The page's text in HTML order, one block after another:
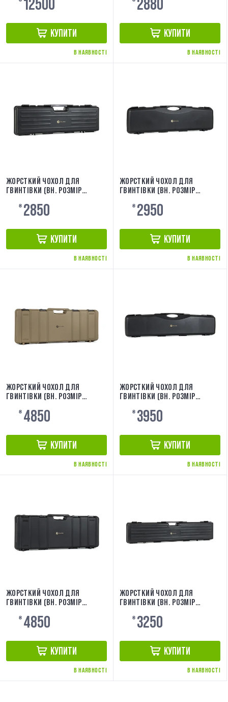
12500
КУПИТИ
В НАЯВНОСТІ
EA0501RCT
2880
КУПИТИ
В НАЯВНОСТІ
ЖОРСТКИЙ ЧОХОЛ ДЛЯ
ГВИНТІВКИ (ВН. РОЗМІР
₴ 2850
КУПИТИ
В НАЯВНОСТІ
ЖОРСТКИЙ ЧОХОЛ ДЛЯ
ГВИНТІВКИ (ВН. РОЗМІР
EA0502RC
₴ 2950
КУПИТИ
В НАЯВНОСТІ
ЖОРСТКИЙ ЧОХОЛ ДЛЯ
ГВИНТІВКИ (ВН. РОЗМІР
EA0513RCT
₴ 4850
КУПИТИ
В НАЯВНОСТІ
ЖОРСТКИЙ ЧОХОЛ ДЛЯ
ГВИНТІВКИ (ВН. РОЗМІР
EA0510RC
₴ 3950
КУПИТИ
В НАЯВНОСТІ
ЖОРСТКИЙ ЧОХОЛ ДЛЯ
ГВИНТІВКИ (ВН. РОЗМІР
[EVOLUTION] EA0513RC
₴ 4850
КУПИТИ
В НАЯВНОСТІ
ЖОРСТКИЙ ЧОХОЛ ДЛЯ
ГВИНТІВКИ (ВН. РОЗМІР
₴ 3250
КУПИТИ
В НАЯВНОСТІ